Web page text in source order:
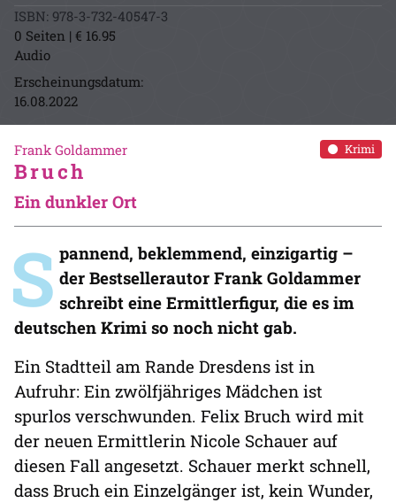
ISBN: 978-3-732-40547-3
0 Seiten | € 16.95
Audio
Erscheinungsdatum:
16.08.2022
Krimi
Frank Goldammer
Bruch
Ein dunkler Ort
S pannend, beklemmend, einzigartig –
der Bestsellerautor Frank Goldammer
schreibt eine Ermittlerfigur, die es im
deutschen Krimi so noch nicht gab.
Ein Stadtteil am Rande Dresdens ist in
Aufruhr: Ein zwölfjähriges Mädchen ist
spurlos verschwunden. Felix Bruch wird mit
der neuen Ermittlerin Nicole Schauer auf
diesen Fall angesetzt. Schauer merkt schnell,
dass Bruch ein Einzelgänger ist, kein Wunder,